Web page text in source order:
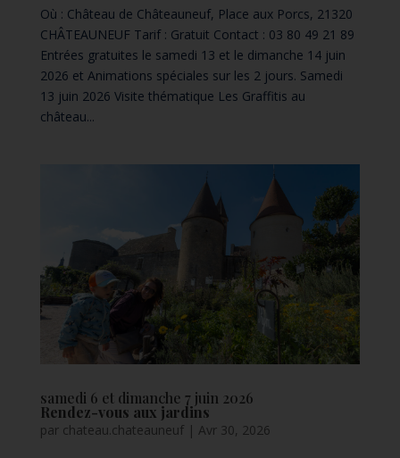
Où : Château de Châteauneuf, Place aux Porcs, 21320
CHÂTEAUNEUF Tarif : Gratuit Contact : 03 80 49 21 89
Entrées gratuites le samedi 13 et le dimanche 14 juin
2026 et Animations spéciales sur les 2 jours. Samedi
13 juin 2026 Visite thématique Les Graffitis au
château...
samedi 6 et dimanche 7 juin 2026
Rendez-vous aux jardins
par chateau.chateauneuf| Avr 30, 2026